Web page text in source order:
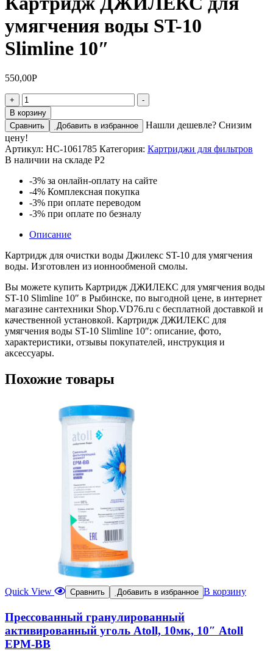
умягчения воды ST-10
Slimline 10″
550,00Р
+
-
В корзину
Сравнить
Добавить в избранное
Нашли дешевле? Снизим
цену!
Артикул: НС-1061785 Категория: Картриджи для фильтров
В наличии на складе Р2
-3% за онлайн-оплату на сайте
-4% Комплексная покупка
-3% при оплате переводом
-3% при оплате по безналу
Описание
Картридж для очистки воды Джилекс ST-10 для умягчения
воды. Изготовлен из ионнообменой смолы.
Вы можете купить Картридж ДЖИЛЕКС для умягчения воды
ST-10 Slimline 10″ в Рыбинске, по выгодной цене, в интернет
магазине сантехники Shop.VD76.ru с бесплатной доставкой и
качественной установкой. Картридж ДЖИЛЕКС для
умягчения воды ST-10 Slimline 10″: описание, фото,
характеристики, отзывы покупателей, инструкция и
аксессуары.
Похожие товары
Quick View Сравнить Добавить в избранное В корзину
Прессованный гранулированный
активированный уголь Atoll, 10мк, 10″ Atoll
EPM-BB